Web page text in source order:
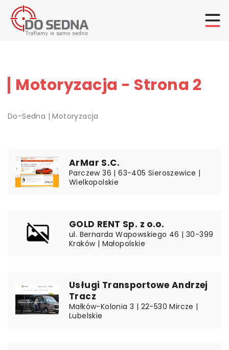
Motoryzacja - Strona 2
Do-Sedna |Motoryzacja
ArMar S.C.
Parczew 36 | 63-405 Sieroszewice |
Wielkopolskie
GOLD RENT Sp. z o.o.
ul. Bernarda Wapowskiego 46 | 30-399
Kraków | Małopolskie
Usługi Transportowe Andrzej
Tracz
Małków-Kolonia 3 | 22-530 Mircze |
Lubelskie